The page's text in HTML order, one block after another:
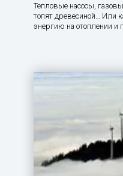
Тепловые насосы,
топят древесиной… Или
энергию на отоплении и